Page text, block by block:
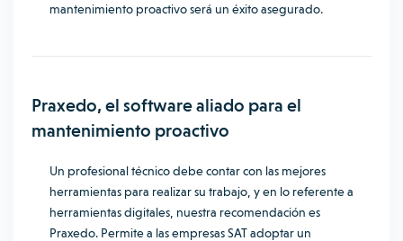
mantenimiento proactivo será un éxito asegurado.
Praxedo, el software aliado para el
mantenimiento proactivo
Un profesional técnico debe contar con las mejores
herramientas para realizar su trabajo, y en lo referente a
herramientas digitales, nuestra recomendación es
Praxedo. Permite a las empresas SAT adoptar un